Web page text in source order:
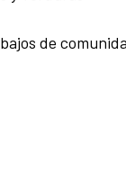
de